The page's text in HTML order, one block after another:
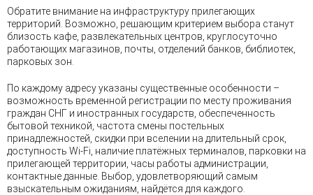
Обратите внимание на инфраструктуру прилегающих
территорий. Возможно, решающим критерием выбора станут
близость кафе, развлекательных центров, круглосуточно
работающих магазинов, почты, отделений банков, библиотек,
парковых зон.
По каждому адресу указаны существенные особенности –
возможность временной регистрации по месту проживания
граждан СНГ и иностранных государств, обеспеченность
бытовой техникой, частота смены постельных
принадлежностей, скидки при вселении на длительный срок,
доступность Wi-Fi, наличие платёжных терминалов, парковки на
прилегающей территории, часы работы администрации,
контактные данные. Выбор, удовлетворяющий самым
взыскательным ожиданиям, найдётся для каждого.